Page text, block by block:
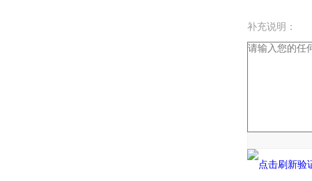
补充说明：